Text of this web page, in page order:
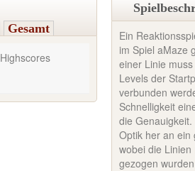
Gesamt
Ein
im Spiel aMaze
einer Linie
Levels der
verbunden
Schnelligkeit
die
Optik her an ein
wobei die
gezogen